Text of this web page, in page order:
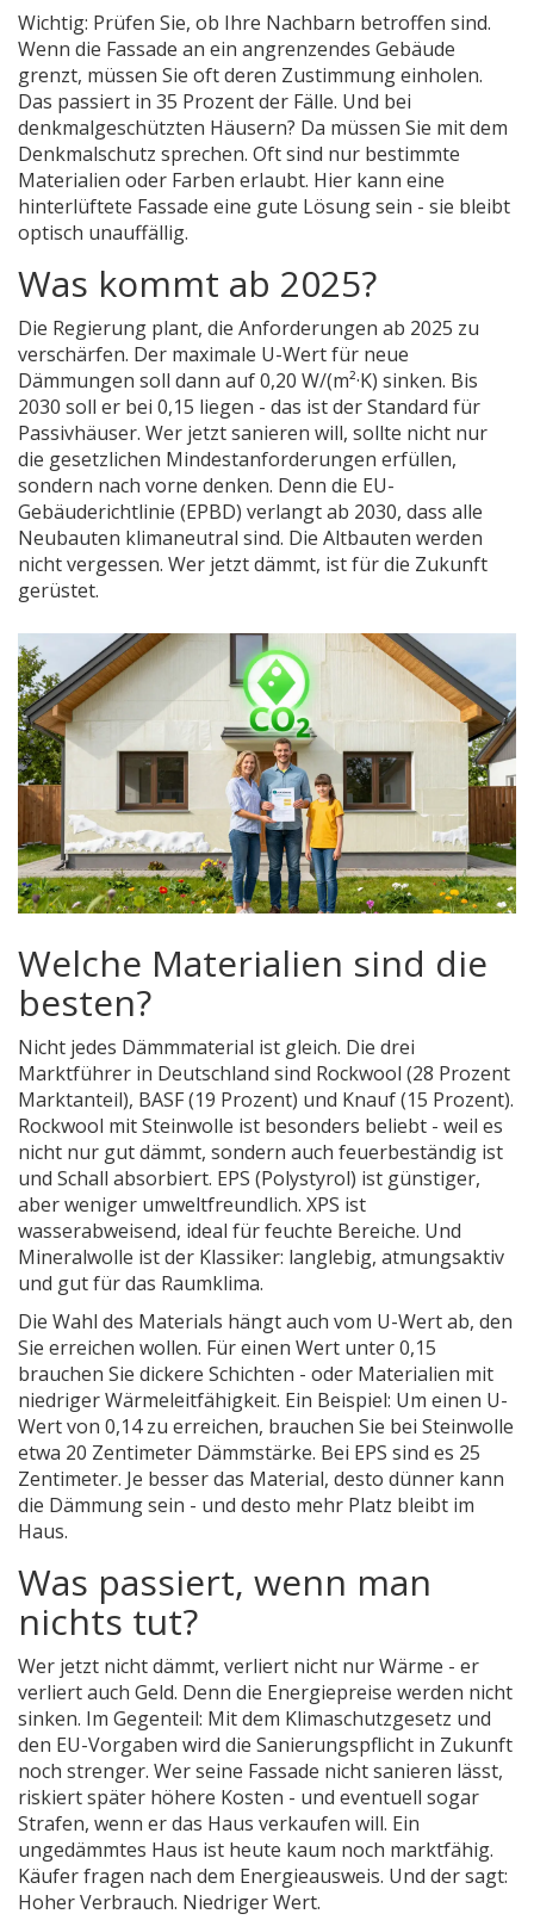
Wichtig: Prüfen Sie, ob Ihre Nachbarn betroffen sind.
Wenn die Fassade an ein angrenzendes Gebäude
grenzt, müssen Sie oft deren Zustimmung einholen.
Das passiert in 35 Prozent der Fälle. Und bei
denkmalgeschützten Häusern? Da müssen Sie mit dem
Denkmalschutz sprechen. Oft sind nur bestimmte
Materialien oder Farben erlaubt. Hier kann eine
hinterlüftete Fassade eine gute Lösung sein - sie bleibt
optisch unauffällig.
Was kommt ab 2025?
Die Regierung plant, die Anforderungen ab 2025 zu
verschärfen. Der maximale U-Wert für neue
Dämmungen soll dann auf 0,20 W/(m²·K) sinken. Bis
2030 soll er bei 0,15 liegen - das ist der Standard für
Passivhäuser. Wer jetzt sanieren will, sollte nicht nur
die gesetzlichen Mindestanforderungen erfüllen,
sondern nach vorne denken. Denn die EU-
Gebäuderichtlinie (EPBD) verlangt ab 2030, dass alle
Neubauten klimaneutral sind. Die Altbauten werden
nicht vergessen. Wer jetzt dämmt, ist für die Zukunft
gerüstet.
Welche Materialien sind die
besten?
Nicht jedes Dämmmaterial ist gleich. Die drei
Marktführer in Deutschland sind Rockwool (28 Prozent
Marktanteil), BASF (19 Prozent) und Knauf (15 Prozent).
Rockwool mit Steinwolle ist besonders beliebt - weil es
nicht nur gut dämmt, sondern auch feuerbeständig ist
und Schall absorbiert. EPS (Polystyrol) ist günstiger,
aber weniger umweltfreundlich. XPS ist
wasserabweisend, ideal für feuchte Bereiche. Und
Mineralwolle ist der Klassiker: langlebig, atmungsaktiv
und gut für das Raumklima.
Die Wahl des Materials hängt auch vom U-Wert ab, den
Sie erreichen wollen. Für einen Wert unter 0,15
brauchen Sie dickere Schichten - oder Materialien mit
niedriger Wärmeleitfähigkeit. Ein Beispiel: Um einen U-
Wert von 0,14 zu erreichen, brauchen Sie bei Steinwolle
etwa 20 Zentimeter Dämmstärke. Bei EPS sind es 25
Zentimeter. Je besser das Material, desto dünner kann
die Dämmung sein - und desto mehr Platz bleibt im
Haus.
Was passiert, wenn man
nichts tut?
Wer jetzt nicht dämmt, verliert nicht nur Wärme - er
verliert auch Geld. Denn die Energiepreise werden nicht
sinken. Im Gegenteil: Mit dem Klimaschutzgesetz und
den EU-Vorgaben wird die Sanierungspflicht in Zukunft
noch strenger. Wer seine Fassade nicht sanieren lässt,
riskiert später höhere Kosten - und eventuell sogar
Strafen, wenn er das Haus verkaufen will. Ein
ungedämmtes Haus ist heute kaum noch marktfähig.
Käufer fragen nach dem Energieausweis. Und der sagt:
Hoher Verbrauch. Niedriger Wert.